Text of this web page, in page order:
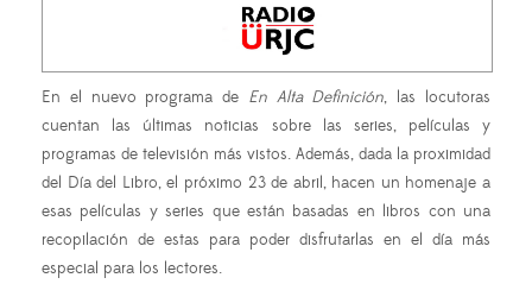
En el nuevo programa de En Alta Definición, las locutoras
cuentan las últimas noticias sobre las series, películas y
programas de televisión más vistos. Además, dada la proximidad
del Día del Libro, el próximo 23 de abril, hacen un homenaje a
esas películas y series que están basadas en libros con una
recopilación de estas para poder disfrutarlas en el día más
especial para los lectores.